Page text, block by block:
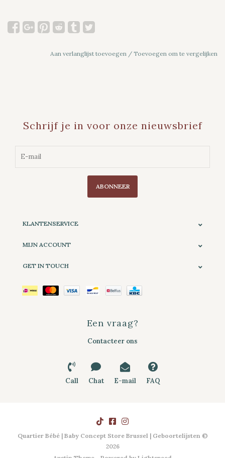
Aan verlanglijst toevoegen / Toevoegen om te vergelijken
Schrijf je in voor onze nieuwsbrief
ABONNEER
KLANTENSERVICE
MIJN ACCOUNT
GET IN TOUCH
Een vraag?
Contacteer ons
Call Chat E-mail FAQ
Quartier Bébé | Baby Concept Store Brussel | Geboortelijsten ©
2026